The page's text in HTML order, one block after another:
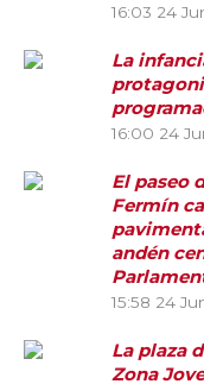
16:03 24
La
16:00 24
El paseo
Fermín
andén
15:58 24
La plaza
Zona